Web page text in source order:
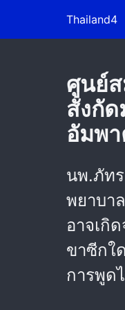
Thailand4
ศูนย์ส
สังกั
อัมพ
นพ.ภัท
พยาบา
อาจเกิ
ขาซีกใ
การพูด